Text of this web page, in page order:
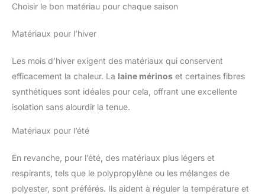
Choisir le bon matériau pour chaque saison
Matériaux pour l’hiver
Les mois d’hiver exigent des matériaux qui conservent
efficacement la chaleur. La laine mérinos et certaines fibres
synthétiques sont idéales pour cela, offrant une excellente
isolation sans alourdir la tenue.
Matériaux pour l’été
En revanche, pour l’été, des matériaux plus légers et
respirants, tels que le polypropylène ou les mélanges de
polyester, sont préférés. Ils aident à réguler la température et